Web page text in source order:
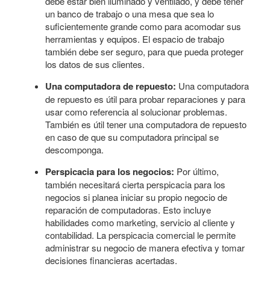
un banco de trabajo o una mesa que sea lo
suficientemente grande como para acomodar sus
herramientas y equipos. El espacio de trabajo
también debe ser seguro, para que pueda proteger
los datos de sus clientes.
Una computadora de repuesto: Una computadora
de repuesto es útil para probar reparaciones y para
usar como referencia al solucionar problemas.
También es útil tener una computadora de repuesto
en caso de que su computadora principal se
descomponga.
Perspicacia para los negocios: Por último,
también necesitará cierta perspicacia para los
negocios si planea iniciar su propio negocio de
reparación de computadoras. Esto incluye
habilidades como marketing, servicio al cliente y
contabilidad. La perspicacia comercial le permite
administrar su negocio de manera efectiva y tomar
decisiones financieras acertadas.